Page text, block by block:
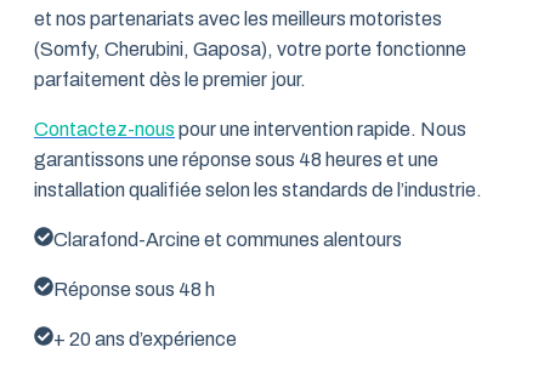
et nos partenariats avec les meilleurs motoristes
(Somfy, Cherubini, Gaposa), votre porte fonctionne
parfaitement dès le premier jour.
Contactez-nous pour une intervention rapide. Nous
garantissons une réponse sous 48 heures et une
installation qualifiée selon les standards de l’industrie.
Clarafond-Arcine et communes alentours
Réponse sous 48 h
+ 20 ans d’expérience